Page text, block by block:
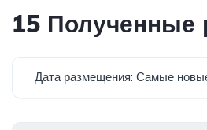
15 Полученные
Дата размещения: Самые